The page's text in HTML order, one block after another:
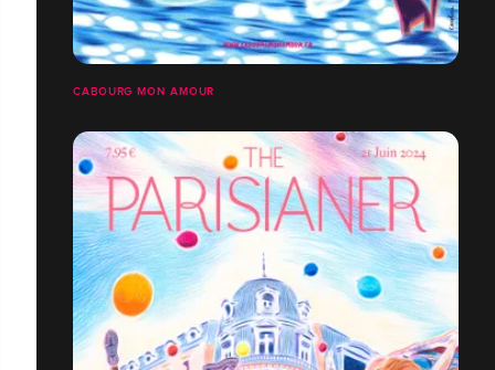
CABOURG MON AMOUR